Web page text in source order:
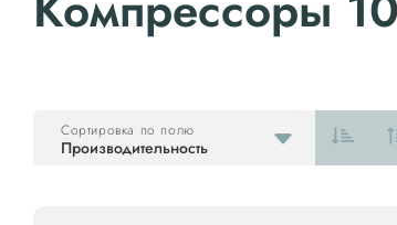
Производительность
Сортировка по полю